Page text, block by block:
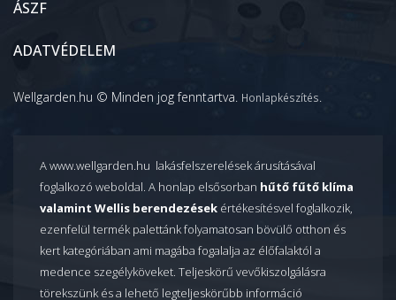
ÁSZF
ADATVÉDELEM
Wellgarden.hu © Minden jog fenntartva. Honlapkészítés.
A www.wellgarden.hu lakásfelszerelések árusításával
foglalkozó weboldal. A honlap elsősorban hűtő fűtő klíma
valamint Wellis berendezések értékesítésvel foglalkozik,
ezenfelül termék palettánk folyamatosan bövülő otthon és
kert kategóriában ami magába fogalalja az élőfalaktól a
medence szegélyköveket. Teljeskörű vevőkiszolgálásra
törekszünk és a lehető legteljeskörűbb információ